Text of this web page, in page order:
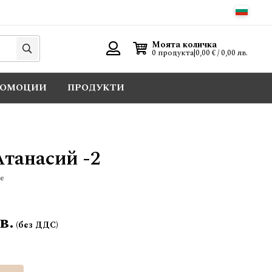
Търси
Моята количка
0 продукта|0,00 € / 0,00 лв.
ПРОДУКТИ
-2